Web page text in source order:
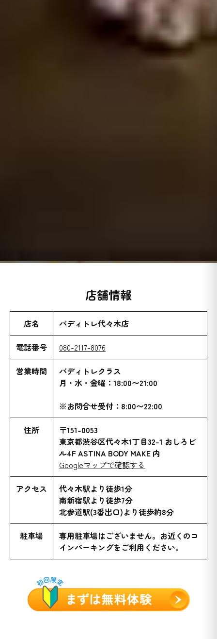
店舗情報
店名 バディトレ代々木店
電話番号 080-2117-8076
営業時間
バディトレクラス
月・水・金曜：18:00〜21:00
※お問合せ受付：8:00〜22:00
住所
〒151-0053
東京都渋谷区代々木1丁目32-1 おしろビ
ル4F ASTINA BODY MAKE 内
Googleマップで確認する
アクセス
代々木駅より徒歩1分
南新宿駅より徒歩7分
北参道駅(3番出口)より徒歩約8分
駐車場
専用駐車場はございません。お近くのコ
インパーキングをご利用ください。